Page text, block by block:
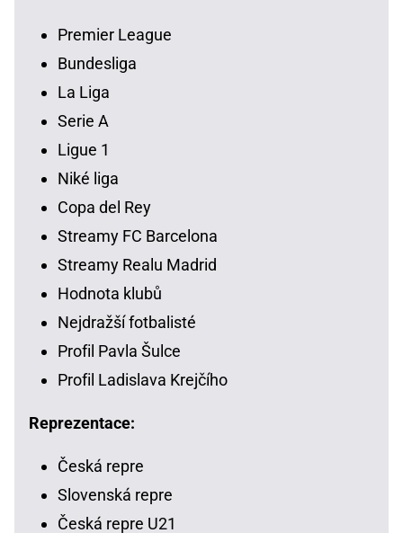
Premier League
Bundesliga
La Liga
Serie A
Ligue 1
Niké liga
Copa del Rey
Streamy FC Barcelona
Streamy Realu Madrid
Hodnota klubů
Nejdražší fotbalisté
Profil Pavla Šulce
Profil Ladislava Krejčího
Reprezentace:
Česká repre
Slovenská repre
Česká repre U21